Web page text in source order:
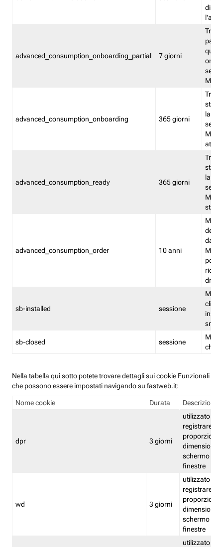
advanced_consumption_onboarding_partial 7 giorni
advanced_consumption_onboarding 365 giorni
stata
la
advanced_consumption_ready 365 giorni
stata
la
stato
advanced_consumption_order 10 anni
delle
sb-installed sessione
sb-closed sessione
Nella tabella qui sotto potete trovare dettagli sui cookie Funzionali
che possono essere impostati navigando su fastweb.it:
Nome cookie Durata Descrizione
dpr 3 giorni
utilizzato per
registrare le
proporzioni
dimensioni
schermo e
finestre
wd 3 giorni
utilizzato per
registrare le
proporzioni
dimensioni
schermo e
finestre
utilizzato per